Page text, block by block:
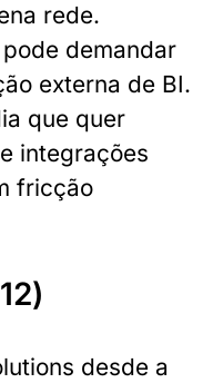
rede.
demandar
externa de BI.
que quer
integrações
fricção
desde a